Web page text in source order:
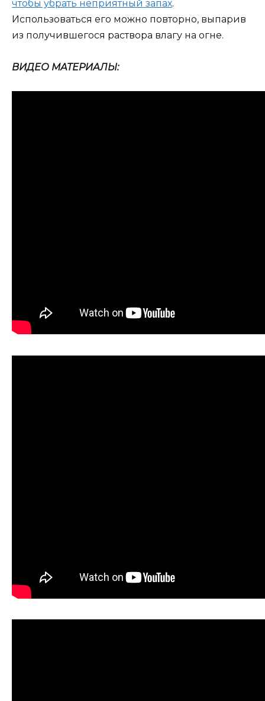
чтобы убрать неприятный запах.
Использоваться его можно повторно, выпарив
из получившегося раствора влагу на огне.
ВИДЕО МАТЕРИАЛЫ: